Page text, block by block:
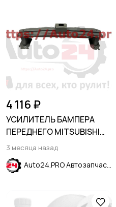
4 116 ₽
УСИЛИТЕЛЬ БАМПЕРА
ПЕРЕДНЕГО MITSUBISHI
OUTLANDER III (GF) 2012-
2015
3 месяца назад
Auto24.PRO Автозапчасти